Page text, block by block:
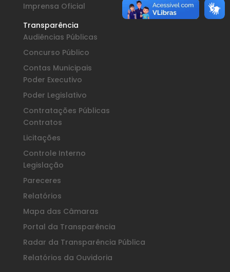
Imprensa Oficial
Transparência
Audiências Públicas
Concurso Público
Contas Municipais
Poder Executivo
Poder Legislativo
Contratações Públicas
Contratos
Licitações
Controle Interno
Legislação
Pareceres
Relatórios
Mapa das Câmaras
Portal da Transparência
Radar da Transparência Pública
Relatórios da Ouvidoria